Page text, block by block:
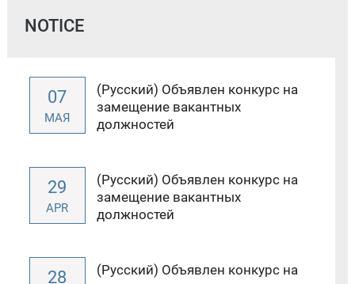
NOTICE
07
МАЯ
(Русский) Объявлен конкурс на
замещение вакантных
должностей
29
APR
(Русский) Объявлен конкурс на
замещение вакантных
должностей
28
(Русский) Объявлен конкурс на